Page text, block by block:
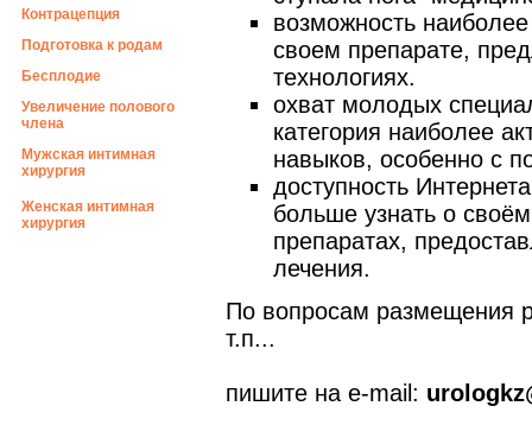
Контрацепция
Подготовка к родам
Бесплодие
Увеличение полового
члена
Мужская интимная
хирургия
Женская интимная
хирургия
возможность
своем препарате,
технологиях.
охват молодых
категория наиболее
навыков, особенно с
доступность
больше узнать о
препаратах,
лечения.
По вопросам размещения
т.п...
пишите на e-mail: